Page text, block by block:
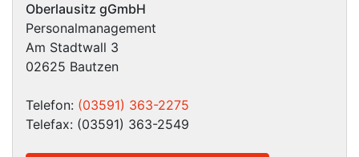
Oberlausitz gGmbH
Personalmanagement
Am Stadtwall 3
02625 Bautzen
Telefon: (03591) 363-2275
Telefax: (03591) 363-2549